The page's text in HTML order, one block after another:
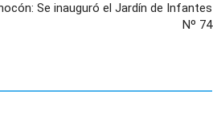
Se inauguró el Jardín de Infantes
Nº 74